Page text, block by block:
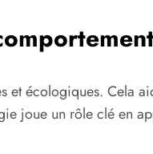
et écologiques. Cela
joue un rôle clé en